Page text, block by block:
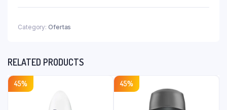
125
Category: Ofertas
RELATED PRODUCTS
45% 45%